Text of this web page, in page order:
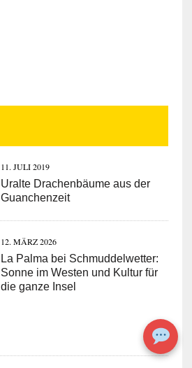
11. JULI 2019
Uralte Drachenbäume aus der
Guanchenzeit
12. MÄRZ 2026
La Palma bei Schmuddelwetter:
Sonne im Westen und Kultur für
die ganze Insel